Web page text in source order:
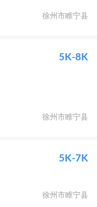
徐州市睢宁县
5K-8K
徐州市睢宁县
5K-7K
徐州市睢宁县